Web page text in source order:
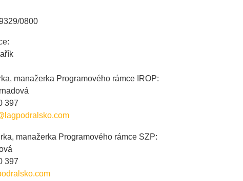
0800
manažerka Programového rámce IROP:
397
manažerka Programového rámce SZP:
397